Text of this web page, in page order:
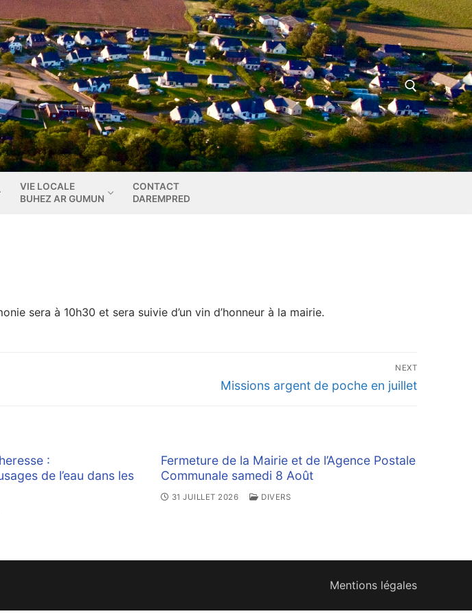
Rechercher :
VIE LOCALE
BUHEZ AR GUMUN
CONTACT
DAREMPRED
sera à 10h30 et sera suivie d’un vin d’honneur à la mairie.
NEXT
Next
Missions argent de poche en juillet
:
de l’eau dans les
Fermeture de la Mairie et de l’Agence Postale
Communale samedi 8 Août
31 JUILLET 2026 DIVERS
Mentions légales